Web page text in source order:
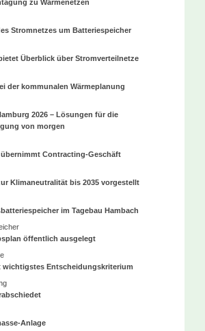
zu Wärmenetzen
Stromnetzes um Batteriespeicher
Überblick über Stromverteilnetze
der kommunalen Wärmeplanung
2026 – Lösungen für die
von morgen
übernimmt Contracting-Geschäft
Klimaneutralität bis 2035 vorgestellt
im Tagebau Hambach
öffentlich ausgelegt
wichtigstes Entscheidungskriterium
Anlage